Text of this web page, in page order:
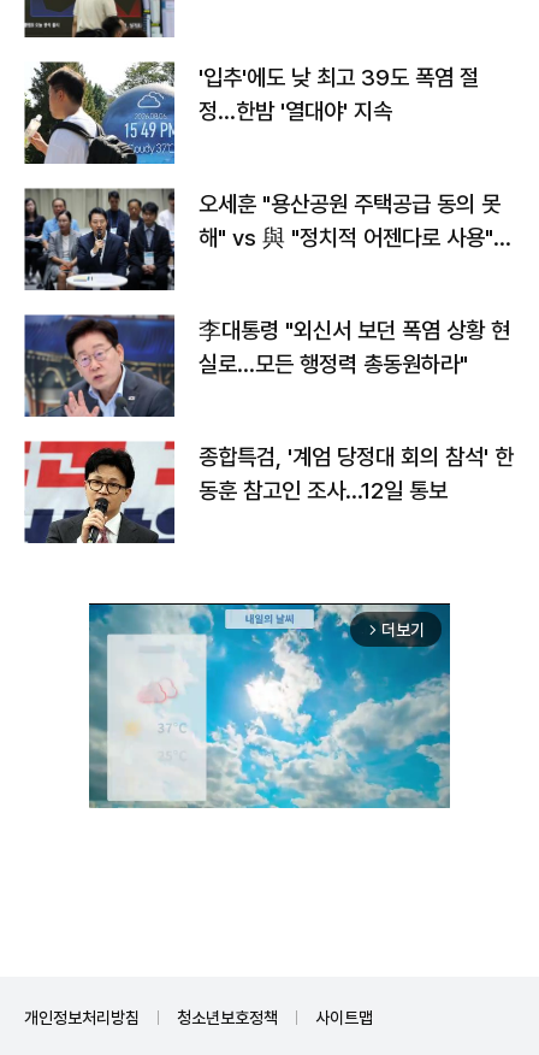
'입추'에도 낮 최고 39도 폭염 절
정…한밤 '열대야' 지속
오세훈 "용산공원 주택공급 동의 못
해" vs 與 "정치적 어젠다로 사용"
李대통령 "외신서 보던 폭염 상황 현
실로…모든 행정력 총동원하라"
종합특검, '계엄 당정대 회의 참석' 한
동훈 참고인 조사...12일 통보
arrow_forward_ios 더보기
개인정보처리방침 청소년보호정책 사이트맵